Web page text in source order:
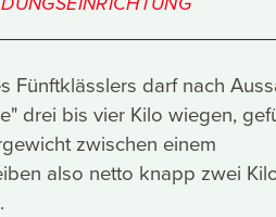
Fünftklässlers darf nach
drei bis vier Kilo wiegen,
zwischen einem
also netto knapp zwei